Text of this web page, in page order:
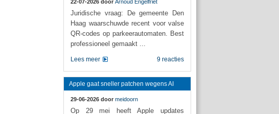
22-07-2026 door Arnoud Engelfriet
Juridische vraag: De gemeente Den
Haag waarschuwde recent voor valse
QR-codes op parkeerautomaten. Best
professioneel gemaakt ...
9 reacties
Lees meer
Apple gaat sneller patchen wegens AI
29-06-2026 door meidoorn
Op 29 mei heeft Apple updates